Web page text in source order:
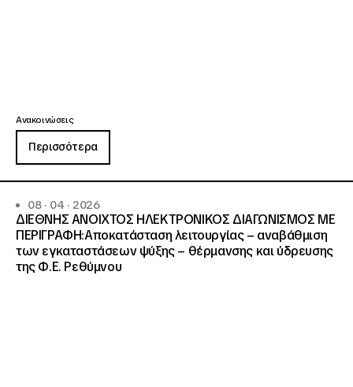
Ανακοινώσεις
Περισσότερα
08 · 04 · 2026
ΔΙΕΘΝΗΣ ΑΝΟΙΧΤΟΣ ΗΛΕΚΤΡΟΝΙΚΟΣ ΔΙΑΓΩΝΙΣΜΟΣ ΜΕ
ΠΕΡΙΓΡΑΦΗ:Αποκατάσταση λειτουργίας – αναβάθμιση
των εγκαταστάσεων ψύξης – θέρμανσης και ύδρευσης
της Φ.Ε. Ρεθύμνου